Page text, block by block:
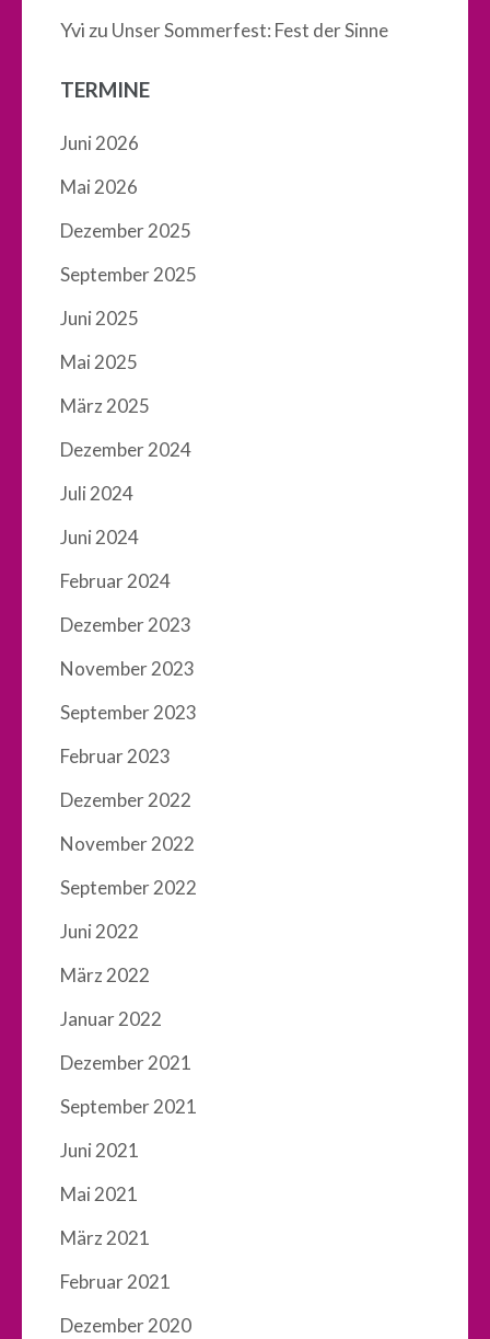
Yvi zu Unser Sommerfest: Fest der Sinne
TERMINE
Juni 2026
Mai 2026
Dezember 2025
September 2025
Juni 2025
Mai 2025
März 2025
Dezember 2024
Juli 2024
Juni 2024
Februar 2024
Dezember 2023
November 2023
September 2023
Februar 2023
Dezember 2022
November 2022
September 2022
Juni 2022
März 2022
Januar 2022
Dezember 2021
September 2021
Juni 2021
Mai 2021
März 2021
Februar 2021
Dezember 2020